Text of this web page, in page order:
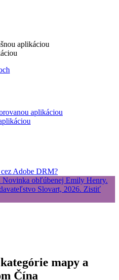
aplikáciou
aplikáciou
Adobe DRM?
mapy a
Čína